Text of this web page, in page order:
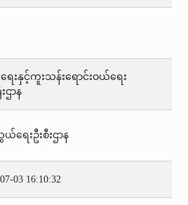
ရေးနှင့်ကူးသန်းရောင်းဝယ်ရေး
ဌာန
ရေးဦးစီးဌာန
03 16:10:32